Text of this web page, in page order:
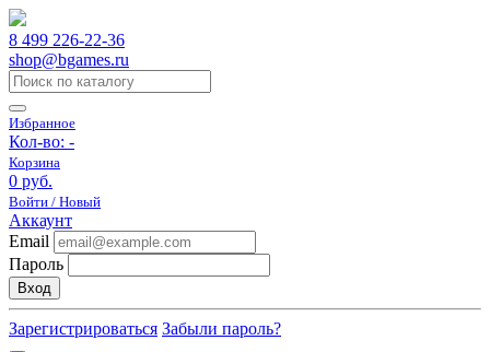
8 499 226-22-36
shop@bgames.ru
Избранное
Кол-во: -
Корзина
0 руб.
Войти / Новый
Аккаунт
Email
Пароль
Вход
Зарегистрироваться Забыли пароль?